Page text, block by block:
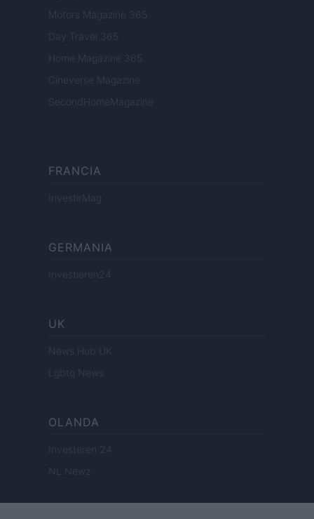
Motors Magazine 365
Day Travel 365
Home Magazine 365
Cineverse Magazine
SecondHomeMagazine
FRANCIA
InvestirMag
GERMANIA
Investieren24
UK
News Hub UK
Lgbtq News
OLANDA
Investeren 24
NL Newz